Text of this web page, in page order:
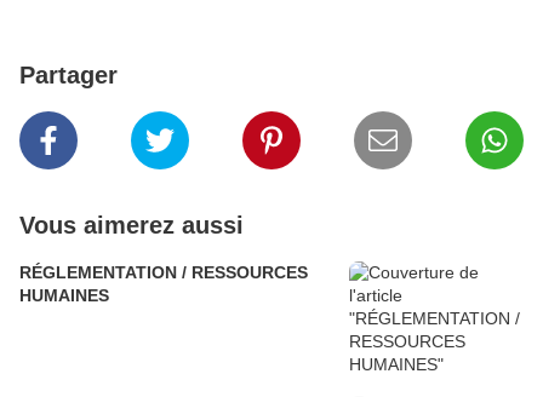
Partager
Vous aimerez aussi
RÉGLEMENTATION / RESSOURCES
HUMAINES